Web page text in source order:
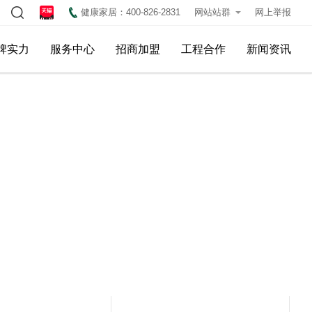
网上举报
网站站群
健康家居：400-826-2831
实力 服务中心 招商加盟 工程合作 新闻资讯